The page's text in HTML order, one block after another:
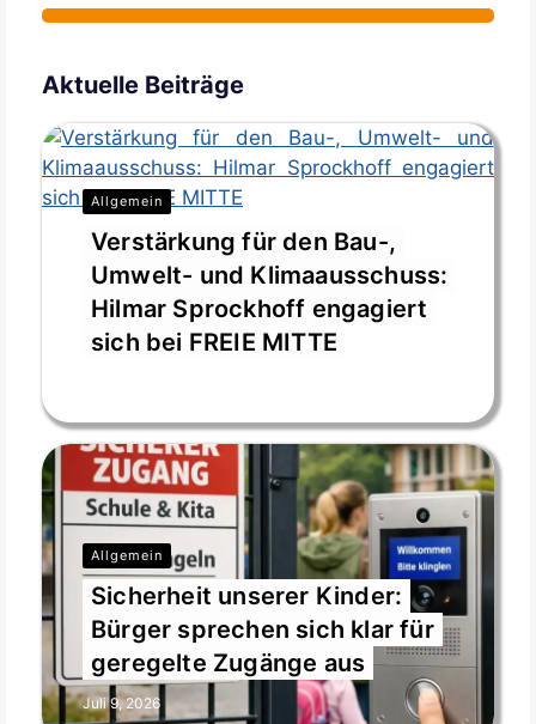
Aktuelle Beiträge
Allgemein
Verstärkung für den Bau-,
Umwelt- und Klimaausschuss:
Hilmar Sprockhoff engagiert
sich bei FREIE MITTE
Allgemein
Sicherheit unserer Kinder:
Bürger sprechen sich klar für
geregelte Zugänge aus
Juli 9, 2026